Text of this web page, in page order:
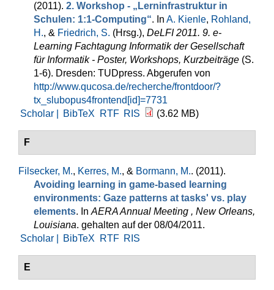
(2011). 2. Workshop - „Lerninfrastruktur in
Schulen: 1:1-Computing“. In A. Kienle, Rohland,
H., & Friedrich, S. (Hrsg.), DeLFI 2011. 9. e-
Learning Fachtagung Informatik der Gesellschaft
für Informatik - Poster, Workshops, Kurzbeiträge (S.
1-6). Dresden: TUDpress. Abgerufen von
http://www.qucosa.de/recherche/frontdoor/?
tx_slubopus4frontend[id]=7731
Scholar |
BibTeX RTF RIS (3.62 MB)
F
Filsecker, M., Kerres, M., & Bormann, M.. (2011).
Avoiding learning in game-based learning
environments: Gaze patterns at tasks' vs. play
elements. In AERA Annual Meeting , New Orleans,
Louisiana. gehalten auf der 08/04/2011.
Scholar |
BibTeX RTF RIS
E